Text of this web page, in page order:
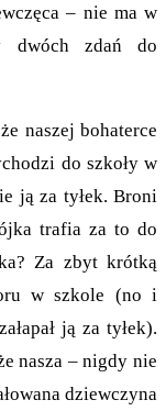
– nie ma w
dwóch zdań do
naszej bohaterce
do szkoły w
ją za tyłek. Broni
trafia za to do
Za zbyt krótką
w szkole (no i
ją za tyłek).
nasza – nigdy nie
dziewczyna